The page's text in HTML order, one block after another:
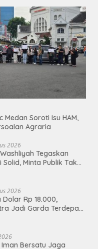
Medan Soroti Isu HAM,
Agraria
2026
Tegaskan
Solid, Minta Publik Tak
2026
Dolar Rp 18.000,
Jadi Garda Terdepan
Iman Bersatu Jaga